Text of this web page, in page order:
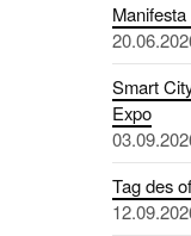
Smart
Expo
Tag des